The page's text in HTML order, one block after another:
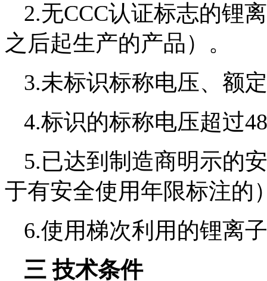
2.无CCC认证标志的锂
之后起生产的产品）。
3.未标识标称电压、额
4.标识的标称电压超过
5.已达到制造商明示的
于有安全使用年限标注的
6.使用梯次利用的锂离
三 技术条件